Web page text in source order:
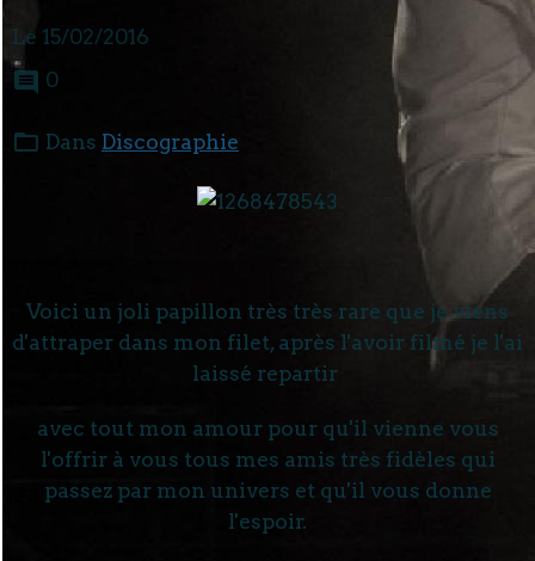
Le 15/02/2016
0
Dans Discographie
Voici un joli papillon très très rare que je viens
d'attraper dans mon filet, après l'avoir filmé je l'ai
laissé repartir
avec tout mon amour pour qu'il vienne vous
l'offrir à vous tous mes amis très fidèles qui
passez par mon univers et qu'il vous donne
l'espoir.